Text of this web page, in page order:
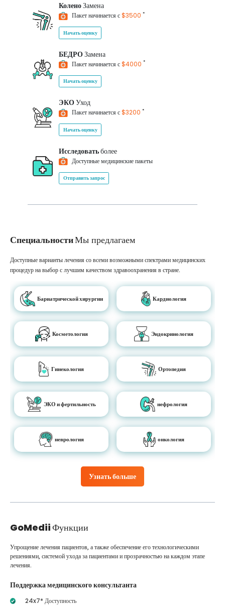
КоленоЗамена
Пакет начинается с$3500 *
Начать оценку
БЕДРОЗамена
Пакет начинается с$4000 *
Начать оценку
ЭКОУход
Пакет начинается с$3200 *
Начать оценку
Исследоватьболее
Доступные медицинские пакеты
Отправить запрос
СпециальностиМы предлагаем
Узнать больше
Доступные варианты лечения со всеми возможными спектрами медицинских
процедур на выбор с лучшим качеством здравоохранения в стране.
Бариатрической хирургии Кардиология
Косметология Эндокринология
Гинекология Ортопедия
ЭКО и фертильность нефрология
неврология онкология
GoMediiФункции
Упрощение лечения пациентов, а также обеспечение его технологическими
решениями, системой ухода за пациентами и прозрачностью на каждом этапе
лечения.
Поддержка медицинского консультанта
24x7* Доступность